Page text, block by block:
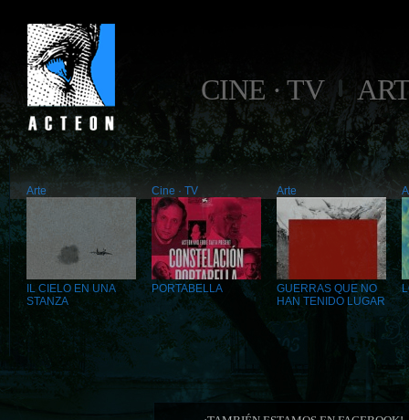
CINE · TV
Arte
IL CIELO EN UNA
STANZA
Cine · TV
PORTABELLA
Arte
GUERRAS QUE NO
HAN TENIDO LUGAR